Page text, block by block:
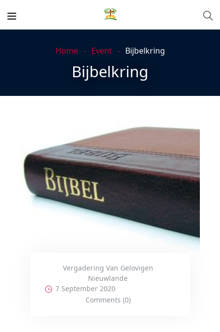
Home Event Bijbelkring
Bijbelkring
Vergadering Van Gelovigen
Nieuwlande
7 September 2020
Comments (0)